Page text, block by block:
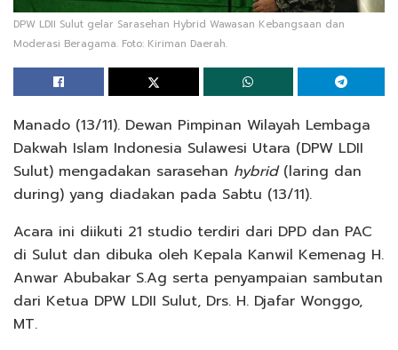
DPW LDII Sulut gelar Sarasehan Hybrid Wawasan Kebangsaan dan
Moderasi Beragama. Foto: Kiriman Daerah.
Manado (13/11). Dewan Pimpinan Wilayah Lembaga
Dakwah Islam Indonesia Sulawesi Utara (DPW LDII
Sulut) mengadakan sarasehan hybrid(laring dan
during) yang diadakan pada Sabtu (13/11).
Acara ini diikuti 21 studio terdiri dari DPD dan PAC
di Sulut dan dibuka oleh Kepala Kanwil Kemenag H.
Anwar Abubakar S.Ag serta penyampaian sambutan
dari Ketua DPW LDII Sulut, Drs. H. Djafar Wonggo,
MT.